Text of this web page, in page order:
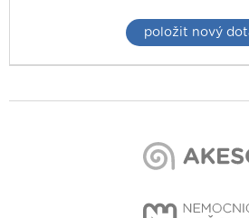
položit nový